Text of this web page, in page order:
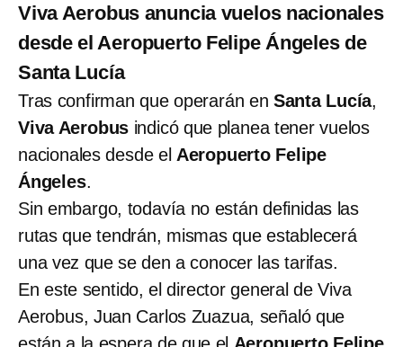
Viva Aerobus anuncia vuelos nacionales
desde el Aeropuerto Felipe Ángeles de
Santa Lucía
Tras confirman que operarán en Santa Lucía,
Viva Aerobus indicó que planea tener vuelos
nacionales desde el Aeropuerto Felipe
Ángeles.
Sin embargo, todavía no están definidas las
rutas que tendrán, mismas que establecerá
una vez que se den a conocer las tarifas.
En este sentido, el director general de Viva
Aerobus, Juan Carlos Zuazua, señaló que